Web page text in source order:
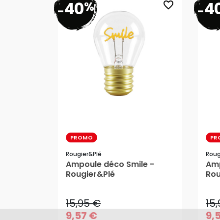
favorite_border
-40%
PROMO
Rougier&plé
Ampoule déco Smile -
Rougier&Plé
15,95 €
9,57 €
15,95 €
AJOUTER AU PANIER
-